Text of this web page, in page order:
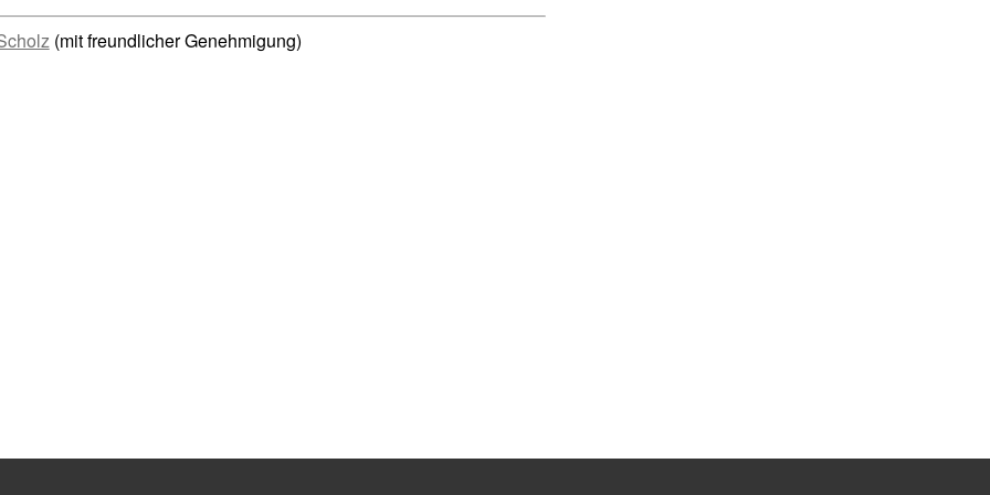
(mit freundlicher Genehmigung)